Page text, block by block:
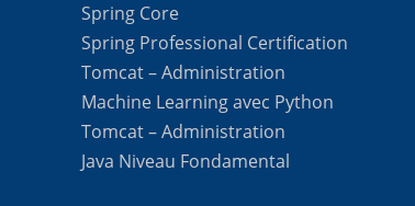
Spring Core
Spring Professional Certification
Tomcat – Administration
Machine Learning avec Python
Tomcat – Administration
Java Niveau Fondamental